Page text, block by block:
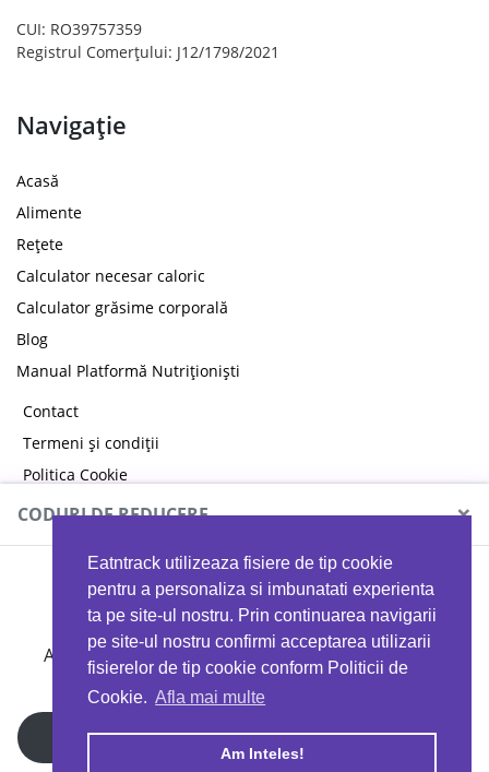
Eatntrack utilizeaza fisiere de tip cookie
pentru a personaliza si imbunatati experienta
ta pe site-ul nostru. Prin continuarea navigarii
pe site-ul nostru confirmi acceptarea utilizarii
fisierelor de tip cookie conform Politicii de
Cookie. Afla mai multe
Am Inteles!
CUI: RO39757359
Registrul Comerțului: J12/1798/2021
Navigație
Acasă
Alimente
Rețete
Calculator necesar caloric
Calculator grăsime corporală
Blog
Manual Platformă Nutriționiști
Contact
Termeni și condiții
Politica Cookie
Politica de confidențialitate
CODURI DE REDUCERE ×
MYPROTEIN
Ai 40%reducere la orice comandă folosind codul
EATTRACK
Profită acum